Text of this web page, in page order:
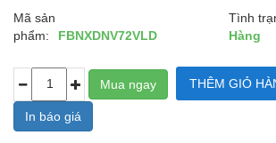
Mã sản
phẩm:
FBNXDNV72VLD
Tình
Hàng
In báo giá